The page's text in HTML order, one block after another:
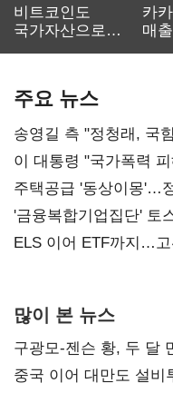
비트코인도
국가자산으로…'
카
매
주요 뉴스
송영길 측 "정청래, 국
총선 지휘 못해"
이 대통령 "국가폭력
진실 밝혀야"
주택공급 '동상이몽'…
'금융복합기업집단' 토
ELS 이어 ETF까지…
많이 본 뉴스
구광모-젠슨 황, 두 달
중국 이어 대만도 설비